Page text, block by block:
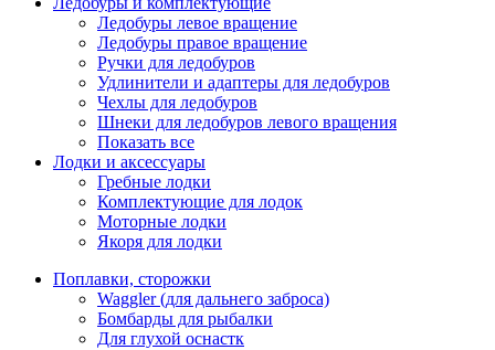
Ледобуры левое вращение
Ледобуры правое вращение
Ручки для ледобуров
Удлинители и адаптеры для ледобуров
Чехлы для ледобуров
Шнеки для ледобуров левого вращения
Показать все
Лодки и аксессуары
Гребные лодки
Комплектующие для лодок
Моторные лодки
Якоря для лодки
Поплавки, сторожки
Waggler (для дальнего заброса)
Бомбарды для рыбалки
Для глухой оснастк